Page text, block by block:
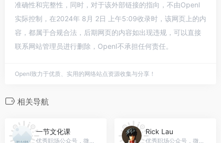
准确性和完整性，同时，对于该外部链接的指向，不由OpenI
实际控制，在2024年 8月 2日 上午5:09收录时，该网页上的内
容，都属于合规合法，后期网页的内容如出现违规，可以直接
联系网站管理员进行删除，OpenI不承担任何责任。
OpenI致力于优质、实用的网络站点资源收集与分享！
相关导航
一节文化课
优秀职场公众号，微信号：sinocplus
Rick Lau
优秀职场公众号，微信号：gh_fbd29cf34278